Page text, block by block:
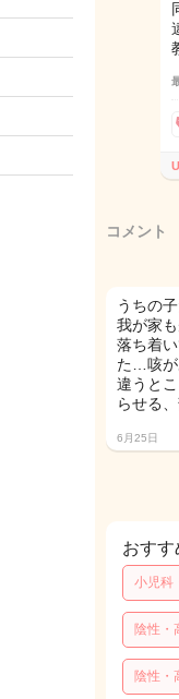
U
コメント
うちの
我が家
落ち着
た…咳が
違うと
らせる
6月25日
おす
小児科
陰性・
陰性・